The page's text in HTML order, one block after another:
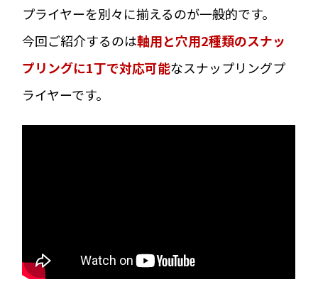
プライヤーを別々に揃えるのが一般的です。
今回ご紹介するのは軸用と穴用2種類のスナッ
プリングに1丁で対応可能なスナップリングプ
ライヤーです。